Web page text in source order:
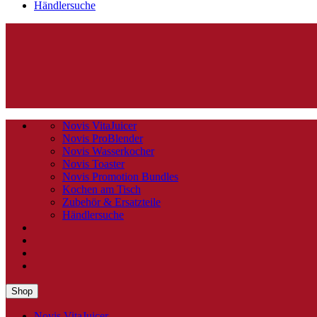
Händlersuche
Novis VitaJuicer
Novis ProBlender
Novis Wasserkocher
Novis Toaster
Novis Promotion Bundles
Kochen am Tisch
Zubehör & Ersatzteile
Händlersuche
Shop